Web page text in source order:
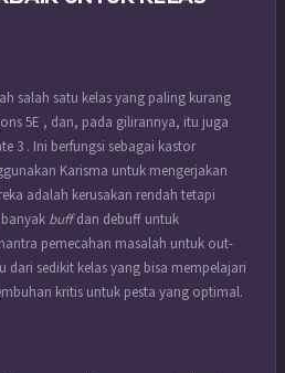
salah satu kelas yang paling kurang
5E , dan, pada gilirannya, itu juga
3 . Ini berfungsi sebagai kastor
Karisma untuk mengerjakan
adalah kerusakan rendah tetapi
buffdan debuff untuk
pemecahan masalah untuk out-
dari sedikit kelas yang bisa mempelajari
kritis untuk pesta yang optimal.